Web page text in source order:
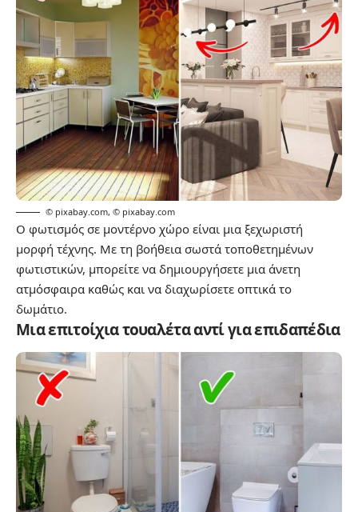
© pixabay.com, © pixabay.com
Ο φωτισμός σε μοντέρνο χώρο είναι μια ξεχωριστή
μορφή τέχνης. Με τη βοήθεια σωστά τοποθετημένων
φωτιστικών, μπορείτε να δημιουργήσετε μια άνετη
ατμόσφαιρα καθώς και να διαχωρίσετε οπτικά το
δωμάτιο.
Μια επιτοίχια τουαλέτα αντί για επιδαπέδια